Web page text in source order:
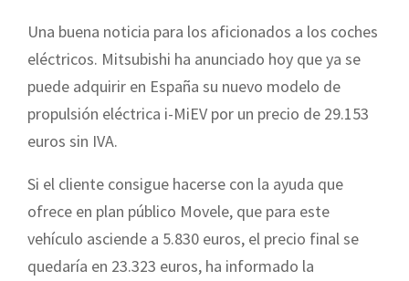
Una buena noticia para los aficionados a los coches
eléctricos. Mitsubishi ha anunciado hoy que ya se
puede adquirir en España su nuevo modelo de
propulsión eléctrica i-MiEV por un precio de 29.153
euros sin IVA.
Si el cliente consigue hacerse con la ayuda que
ofrece en plan público Movele, que para este
vehículo asciende a 5.830 euros, el precio final se
quedaría en 23.323 euros, ha informado la